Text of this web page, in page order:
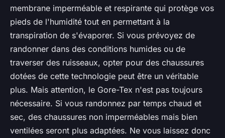
membrane imperméable et respirante qui protège vos
pieds de l'humidité tout en permettant à la
transpiration de s'évaporer. Si vous prévoyez de
randonner dans des conditions humides ou de
traverser des ruisseaux, opter pour des chaussures
dotées de cette technologie peut être un véritable
plus. Mais attention, le Gore-Tex n'est pas toujours
nécessaire. Si vous randonnez par temps chaud et
sec, des chaussures non imperméables mais bien
ventilées seront plus adaptées. Ne vous laissez donc